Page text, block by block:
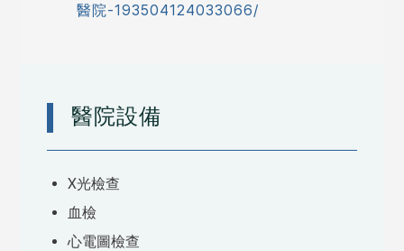
醫院-193504124033066/
醫院設備
X光檢查
血檢
心電圖檢查